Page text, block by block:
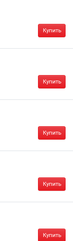
Купить
Купить
Купить
Купить
Купить